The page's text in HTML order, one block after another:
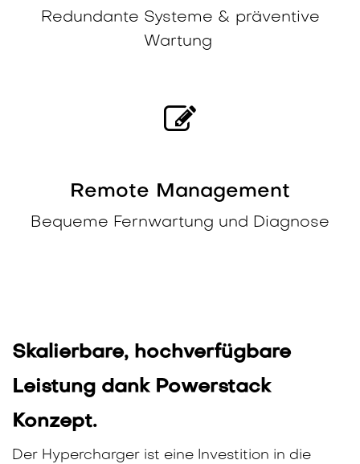
Redundante Systeme & präventive
Wartung
Remote Management
Bequeme Fernwartung und Diagnose
Skalierbare, hochverfügbare
Leistung dank Powerstack
Konzept.
Der Hypercharger ist eine Investition in die